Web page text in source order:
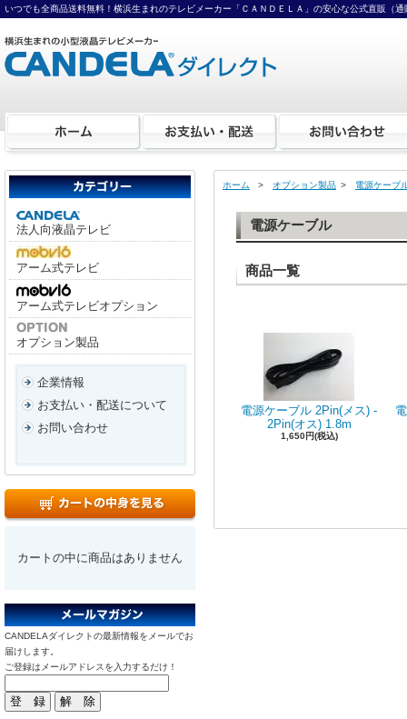
いつでも全商品送料無料！横浜生まれのテレビメーカー「ＣＡＮＤＥＬＡ」の安心な公式直販（通
法人向液晶テレビ
アーム式テレビ
アーム式テレビオプション
オプション製品
企業情報
お支払い・配送について
お問い合わせ
カートの中に商品はありません
CANDELAダイレクトの最新情報をメールでお
届けします。
ご登録はメールアドレスを入力するだけ！
ホーム > オプション製品 > 電源ケーブ
電源ケーブル
商品一覧
電源ケーブル 2Pin(メス) -
2Pin(オス) 1.8m
1,650円(税込)